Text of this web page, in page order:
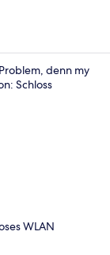
|
denn my
Schloss
WLAN